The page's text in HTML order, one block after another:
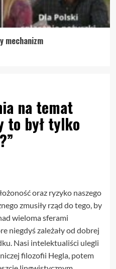
mechanizm
na temat
to był tylko
”
oraz ryzyko naszego
zmusiły rząd do tego, by
wieloma sferami
niegdyś zależały od dobrej
Nasi intelektualiści ulegli
filozofii Hegla, potem